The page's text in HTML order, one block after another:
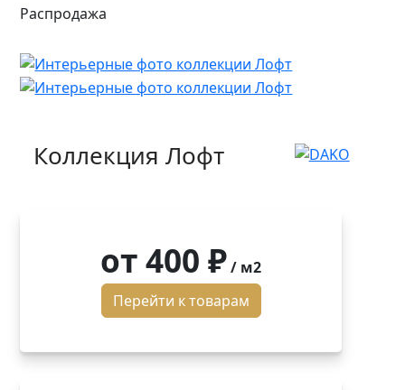
Распродажа
Коллекция Лофт
от400 ₽/ м2
Перейти к товарам